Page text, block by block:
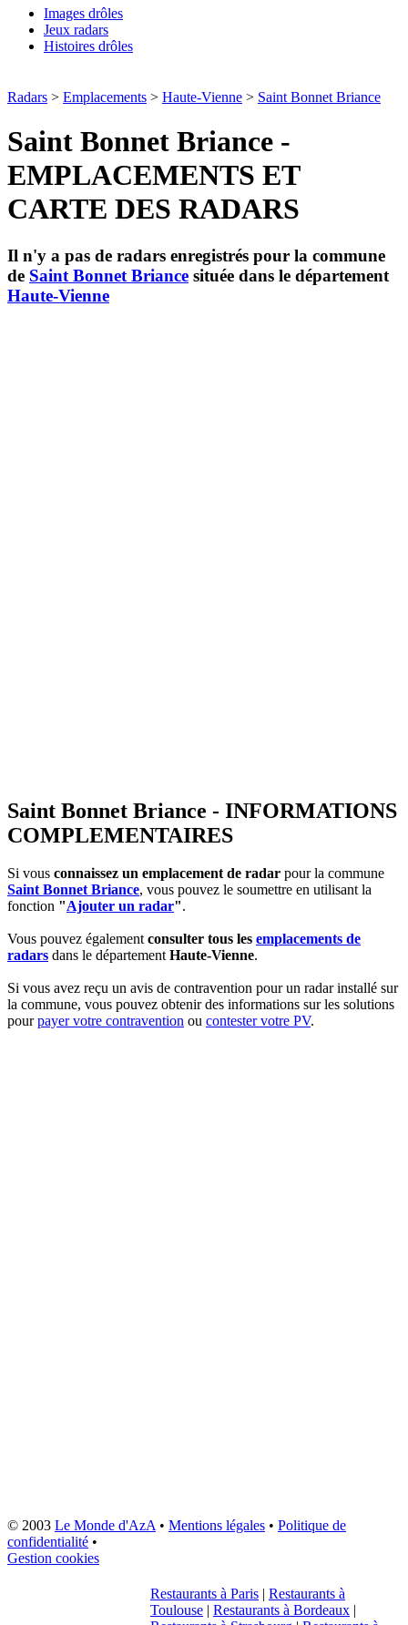
Images drôles
Jeux radars
Histoires drôles
Radars > Emplacements > Haute-Vienne > Saint Bonnet Briance
Saint Bonnet Briance -
EMPLACEMENTS ET
CARTE DES RADARS
Il n'y a pas de radars enregistrés pour la commune
de Saint Bonnet Briance située dans le département
Haute-Vienne
Saint Bonnet Briance - INFORMATIONS
COMPLEMENTAIRES
Si vous connaissez un emplacement de radar pour la commune
Saint Bonnet Briance, vous pouvez le soumettre en utilisant la
fonction "Ajouter un radar".
Vous pouvez égalementconsulter tous les emplacements de
radars dans le départementHaute-Vienne.
Si vous avez reçu un avis de contravention pour un radar installé sur
la commune, vous pouvez obtenir des informations sur les solutions
pourpayer votre contravention ou contester votre PV.
© 2003 Le Monde d'AzA• Mentions légales • Politique de
confidentialité •
Gestion cookies
Restaurants à Paris | Restaurants à
Toulouse | Restaurants à Bordeaux |